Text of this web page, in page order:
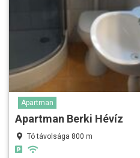
Apartman
Apartman Berki Hévíz
Tó távolsága 800 m